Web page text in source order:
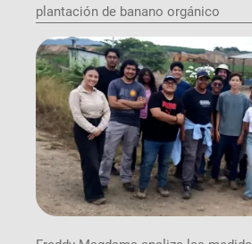
plantación de banano orgánico